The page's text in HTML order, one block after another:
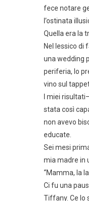
fece notare
l’ostinata
Quella era la
Nel lessico di
una wedding
periferia, lo
vino sul
I miei
stata così
non avevo
educate.
Sei mesi
mia madre in
“Mamma, la
Ci fu una
Tiffany. Ce lo